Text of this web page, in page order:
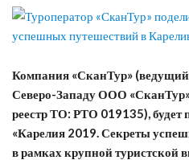
Компания «СканТур»
Северо-Западу ООО
реестр ТО: РТО 019135), будет
«Карелия 2019. Секреты
в рамках крупной туристской